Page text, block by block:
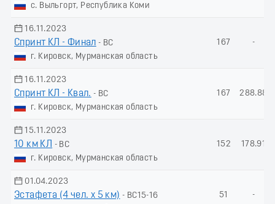
с. Выльгорт, Республика Коми
16.11.2023
Спринт КЛ - Финал - ВС
г. Кировск, Мурманская область
167 -
16.11.2023
Спринт КЛ - Квал. - ВС
г. Кировск, Мурманская область
167 288.88
15.11.2023
10 км КЛ
- ВС
г. Кировск, Мурманская область
152 178.91
01.04.2023
Эстафета (4 чел. х 5 км) - ВС15-16
51 -